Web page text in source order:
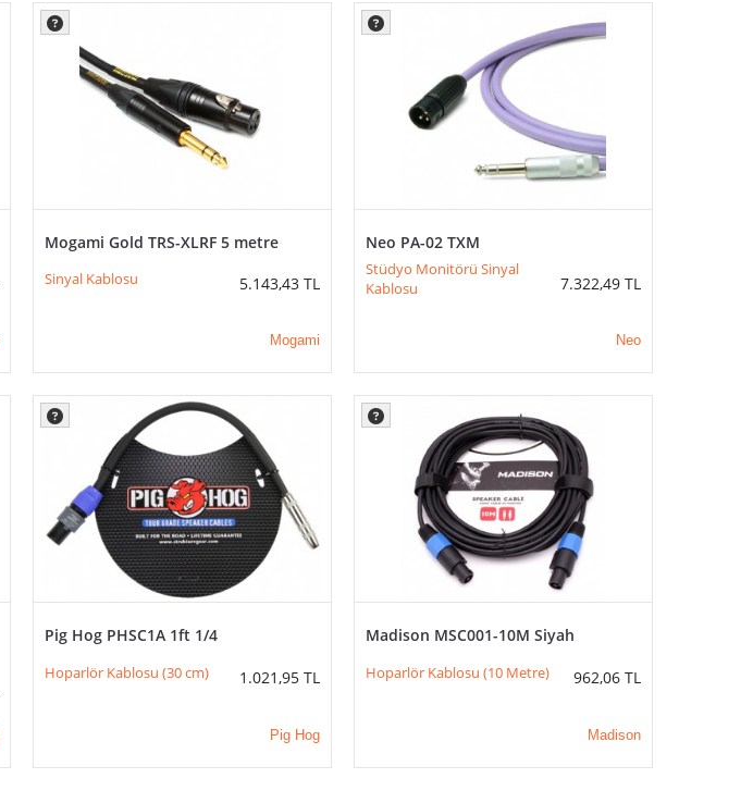
Mogami Gold TRS-XLRF 5 metre
Sinyal Kablosu 5.143,43 TL
Mogami
Neo PA-02 TXM
Stüdyo Monitörü Sinyal
Kablosu
7.322,49 TL
Neo
Pig Hog PHSC1A 1ft 1/4
Hoparlör Kablosu (30 cm) 1.021,95 TL
Pig Hog
Madison MSC001-10M Siyah
Hoparlör Kablosu (10 Metre) 962,06 TL
Madison